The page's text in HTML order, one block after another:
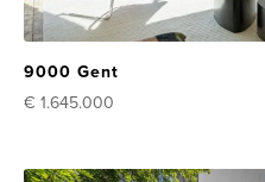
9000 Gent
€ 1.645.000